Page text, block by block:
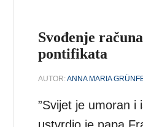
Svođenje
pontifikata
AUTOR:ANNA MARIA
”Svijet je umoran i